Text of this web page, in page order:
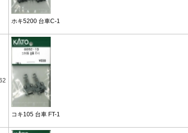
ホキ5200 台車C-1
コキ105 台車 FT-1